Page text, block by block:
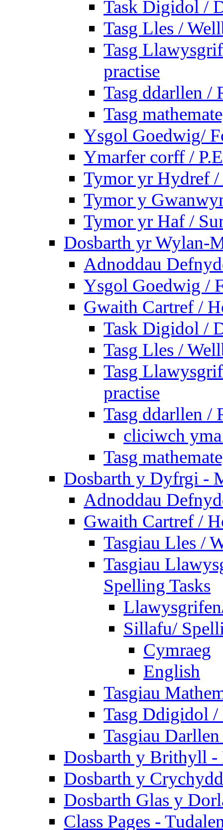
Task Digidol /
Tasg Lles /
Tasg
practise
Tasg ddarllen /
Tasg
Ysgol Goedwig/
Ymarfer corff /
Tymor yr Hydref
Tymor y
Tymor yr Haf /
Dosbarth yr Wylan-
Adnoddau
Ysgol Goedwig /
Gwaith Cartref /
Task Digidol /
Tasg Lles /
Tasg
practise
Tasg ddarllen /
cliciwch
Tasg
Dosbarth y Dyfrgi -
Adnoddau
Gwaith Cartref /
Tasgiau Lles /
Tasgiau
Spelling Tasks
Sillafu/
Cymraeg
English
Tasgiau
Tasg Ddigidol
Tasgiau
Dosbarth y Brithyll
Dosbarth y
Dosbarth Glas y
Class Pages -